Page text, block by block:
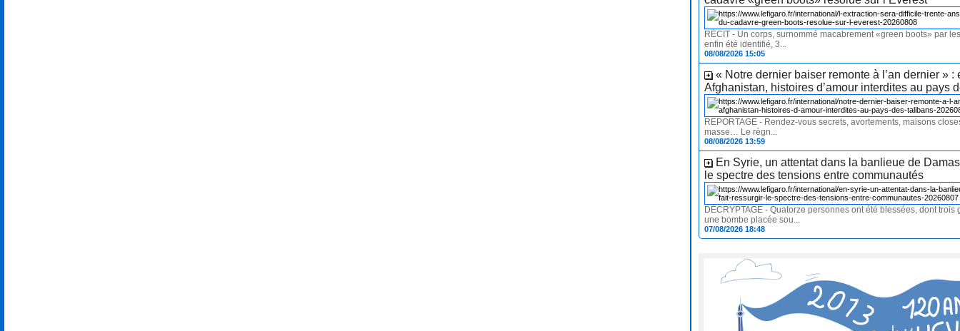
RÉCIT - Un corps, surnommé macabrement «green boots» par
enfin été identifié, 3...
08/08/2026 15:05
« Notre dernier baiser remonte à l’an dernier » :
Afghanistan, histoires d’amour interdites au pays
REPORTAGE - Rendez-vous secrets, avortements, maisons
masse… Le règn...
08/08/2026 13:59
En Syrie, un attentat dans la banlieue de
le spectre des tensions entre communautés
DÉCRYPTAGE - Quatorze personnes ont été blessées, dont trois
une bombe placée sou...
07/08/2026 18:48